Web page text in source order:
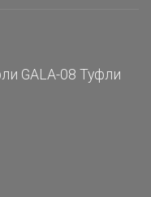
GALA-08 Туфли